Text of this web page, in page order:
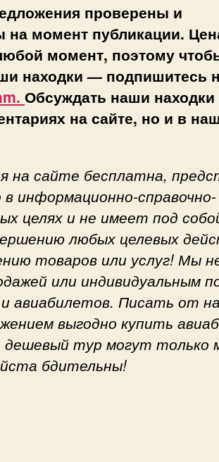
проверены и
на момент публикации.
момент, поэтому
находки — подпишитесь
Обсуждать наши
на сайте, но и в
на сайте бесплатна,
информационно-справочно-
целях и не имеет под
любых целевых
товаров или услуг! Мы
или индивидуальным
авиабилетов. Писать от
выгодно купить
дешевый тур могут только
бдительны!